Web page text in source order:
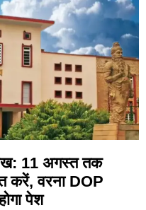
11 अगस्त तक
करें, वरना DOP
पेश